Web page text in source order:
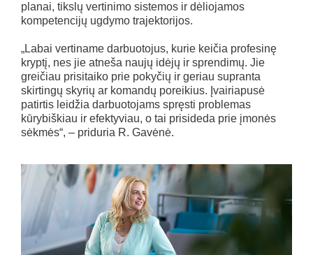
planai, tikslų vertinimo sistemos ir dėliojamos
kompetencijų ugdymo trajektorijos.
„Labai vertiname darbuotojus, kurie keičia profesinę
kryptį, nes jie atneša naujų idėjų ir sprendimų. Jie
greičiau prisitaiko prie pokyčių ir geriau supranta
skirtingų skyrių ar komandų poreikius. Įvairiapusė
patirtis leidžia darbuotojams spręsti problemas
kūrybiškiau ir efektyviau, o tai prisideda prie įmonės
sėkmės“, – priduria R. Gavėnė.